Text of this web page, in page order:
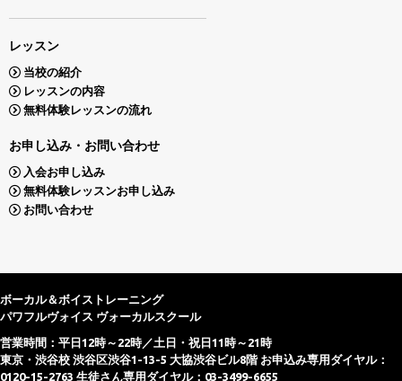
レッスン
当校の紹介
レッスンの内容
無料体験レッスンの流れ
お申し込み・お問い合わせ
入会お申し込み
無料体験レッスンお申し込み
お問い合わせ
ボーカル＆ボイストレーニング
パワフルヴォイス ヴォーカルスクール
営業時間：平日12時～22時／土日・祝日11時～21時
東京・渋谷校 渋谷区渋谷1-13-5 大協渋谷ビル8階 お申込み専用ダイヤル：
0120-15-2763 生徒さん専用ダイヤル：03-3499-6655